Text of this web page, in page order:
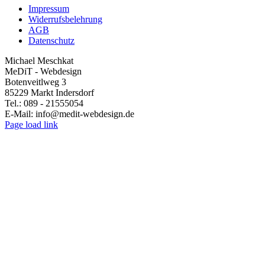
Produktseite
gewählt
werden
Impressum
Widerrufsbelehrung
AGB
Datenschutz
Michael Meschkat
MeDiT - Webdesign
Botenveitlweg 3
85229 Markt Indersdorf
Tel.: 089 - 21555054
E-Mail: info@medit-webdesign.de
Page load link